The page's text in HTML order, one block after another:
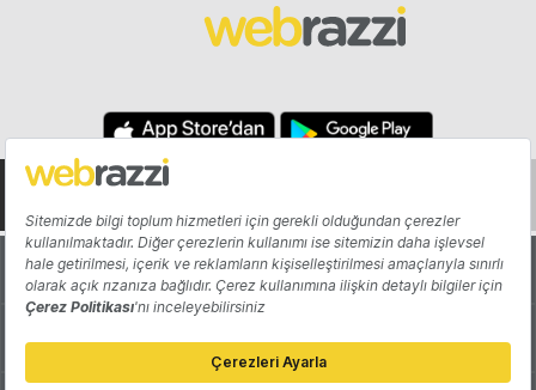
Hakkında Yazarlar
Katkıda Bulun Reklam